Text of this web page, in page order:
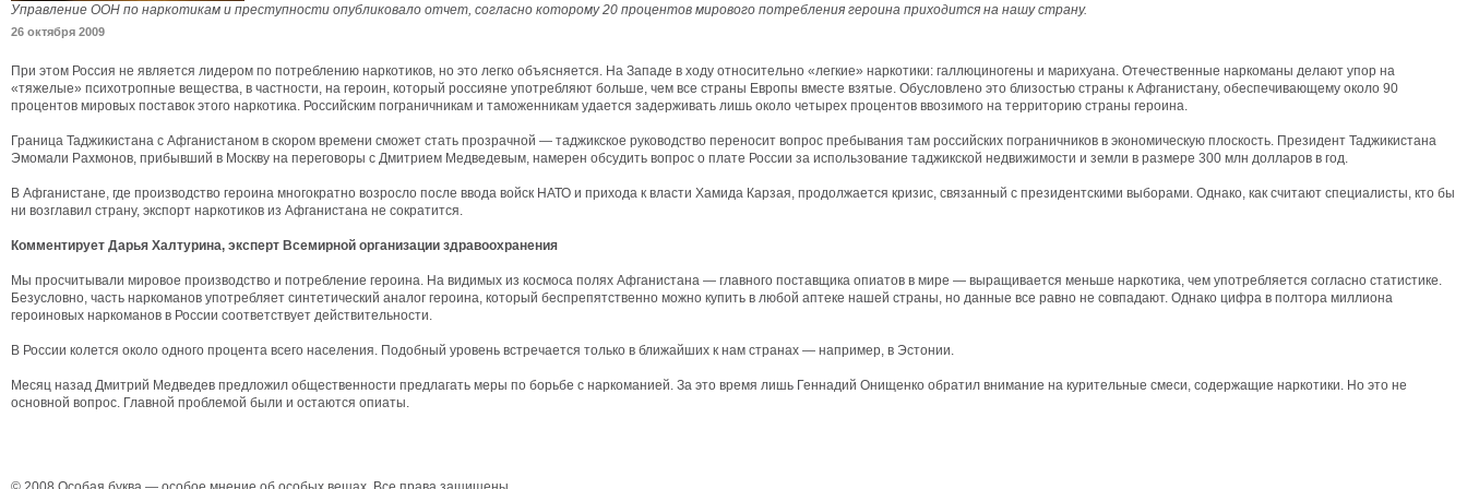
Управление ООН по наркотикам и преступности опубликовало отчет, согласно которому 20 процентов мирового потребления героина приходится на нашу страну.
26 октября 2009
При этом Россия не является лидером по потреблению наркотиков, но это легко объясняется. На Западе в ходу относительно «легкие» наркотики: галлюциногены и марихуана. Отечественные наркоманы делают упор на
«тяжелые» психотропные вещества, в частности, на героин, который россияне употребляют больше, чем все страны Европы вместе взятые. Обусловлено это близостью страны к Афганистану, обеспечивающему около 90
процентов мировых поставок этого наркотика. Российским пограничникам и таможенникам удается задерживать лишь около четырех процентов ввозимого на территорию страны героина.
Граница Таджикистана с Афганистаном в скором времени сможет стать прозрачной — таджикское руководство переносит вопрос пребывания там российских пограничников в экономическую плоскость. Президент Таджикистана
Эмомали Рахмонов, прибывший в Москву на переговоры с Дмитрием Медведевым, намерен обсудить вопрос о плате России за использование таджикской недвижимости и земли в размере 300 млн долларов в год.
В Афганистане, где производство героина многократно возросло после ввода войск НАТО и прихода к власти Хамида Карзая, продолжается кризис, связанный с президентскими выборами. Однако, как считают специалисты, кто бы
ни возглавил страну, экспорт наркотиков из Афганистана не сократится.
Комментирует Дарья Халтурина, эксперт Всемирной организации здравоохранения
Мы просчитывали мировое производство и потребление героина. На видимых из космоса полях Афганистана — главного поставщика опиатов в мире — выращивается меньше наркотика, чем употребляется согласно статистике.
Безусловно, часть наркоманов употребляет синтетический аналог героина, который беспрепятственно можно купить в любой аптеке нашей страны, но данные все равно не совпадают. Однако цифра в полтора миллиона
героиновых наркоманов в России соответствует действительности.
В России колется около одного процента всего населения. Подобный уровень встречается только в ближайших к нам странах — например, в Эстонии.
Месяц назад Дмитрий Медведев предложил общественности предлагать меры по борьбе с наркоманией. За это время лишь Геннадий Онищенко обратил внимание на курительные смеси, содержащие наркотики. Но это не
основной вопрос. Главной проблемой были и остаются опиаты.